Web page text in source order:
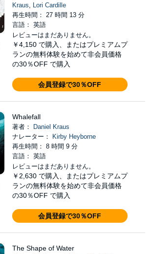
Kraus, Lori Cardille
再生時間： 27 時間 13 分
言語： 英語
レビューはまだありません。
￥4,150 で購入、またはプレミアムプ
ランの無料体験を始めて非会員価格
の30％OFF で購入
会員登録で30％OFF
Whalefall
著者：
Daniel Kraus
ナレーター：
Kirby Heyborne
再生時間： 8 時間 9 分
言語： 英語
レビューはまだありません。
￥2,630 で購入、またはプレミアムプ
ランの無料体験を始めて非会員価格
の30％OFF で購入
会員登録で30％OFF
The Shape of Water